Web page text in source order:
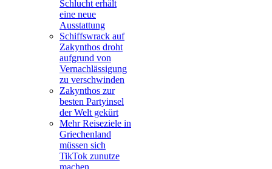
Schlucht erhält
eine neue
Ausstattung
Schiffswrack auf
Zakynthos droht
aufgrund von
Vernachlässigung
zu verschwinden
Zakynthos zur
besten Partyinsel
der Welt gekürt
Mehr Reiseziele in
Griechenland
müssen sich
TikTok zunutze
machen